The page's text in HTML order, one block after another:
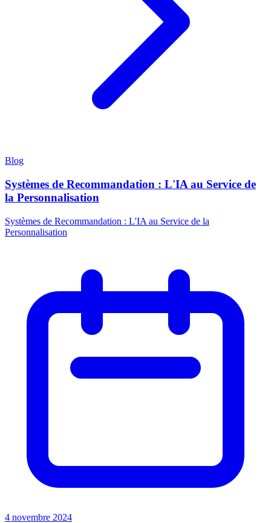
Blog
Systèmes de Recommandation : L'IA au Service de
la Personnalisation
Systèmes de Recommandation : L'IA au Service de la
Personnalisation
4 novembre 2024